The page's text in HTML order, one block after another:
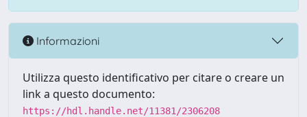
Informazioni
Utilizza questo identificativo per citare o creare un
link a questo documento:
https://hdl.handle.net/11381/2306208